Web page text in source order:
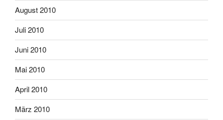
August 2010
Juli 2010
Juni 2010
Mai 2010
April 2010
März 2010